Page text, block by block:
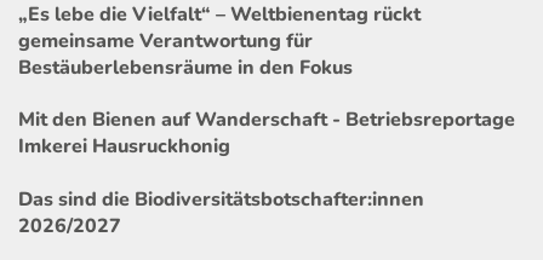
„Es lebe die Vielfalt“ – Weltbienentag rückt
gemeinsame Verantwortung für
Bestäuberlebensräume in den Fokus
Mit den Bienen auf Wanderschaft - Betriebsreportage
Imkerei Hausruckhonig
Das sind die Biodiversitätsbotschafter:innen
2026/2027